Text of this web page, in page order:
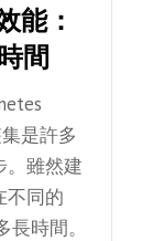
能：
間
是許多
。雖然建
不同的
時間。